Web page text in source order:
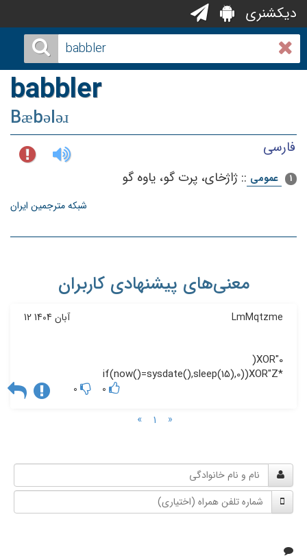
دیکشنری
babbler
Bæbələɹ
فارسی
1 عمومی :: ژاژخای، پرت گو، یاوه گو
شبکه مترجمین ایران
معنی‌های پیشنهادی کاربران
LmMqtzme 12 آبان 1404
*if(now()=sysdate(),sleep(15),0))XOR"Z
0
0
«
1
»
و
نام
خانوادگی
شماره
تلفن